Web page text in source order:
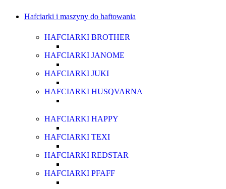
Hafciarki i maszyny do haftowania
HAFCIARKI BROTHER
HAFCIARKI JANOME
HAFCIARKI JUKI
HAFCIARKI HUSQVARNA
HAFCIARKI HAPPY
HAFCIARKI TEXI
HAFCIARKI REDSTAR
HAFCIARKI PFAFF